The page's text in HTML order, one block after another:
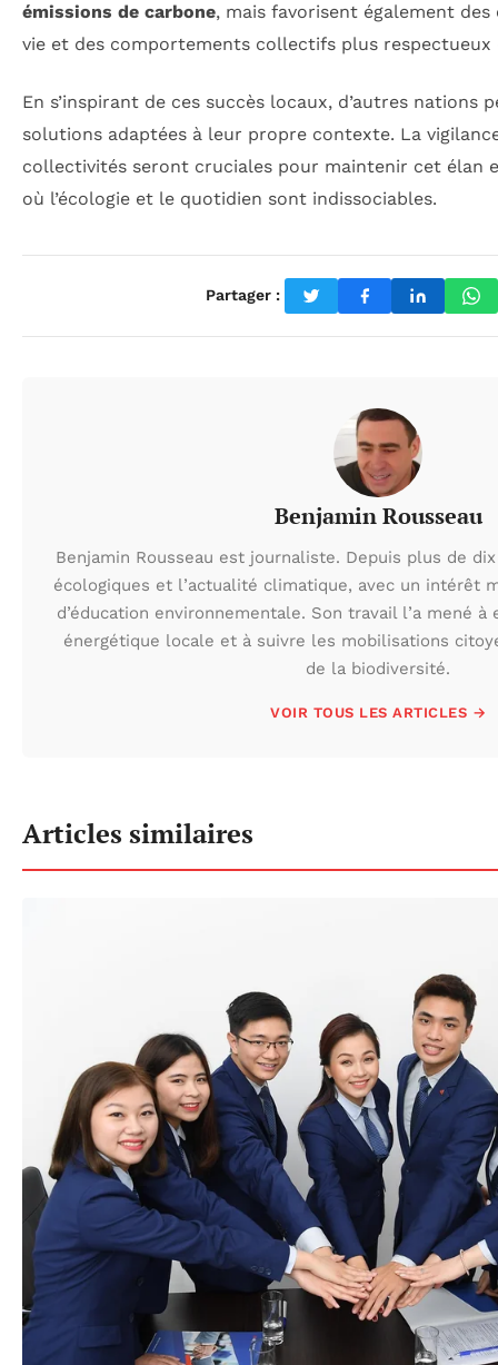
émissions de carbone, mais favorisent également
vie et des comportements collectifs plus respectueux
En s’inspirant de ces succès locaux, d’autres nations
solutions adaptées à leur propre contexte. La
collectivités seront cruciales pour maintenir cet élan
où l’écologie et le quotidien sont indissociables.
Partager :
Benjamin Rousseau
Benjamin Rousseau est journaliste. Depuis plus de
écologiques et l’actualité climatique, avec un intérêt
d’éducation environnementale. Son travail l’a mené
énergétique locale et à suivre les mobilisations
de la biodiversité.
VOIR TOUS LES ARTICLES →
Articles similaires